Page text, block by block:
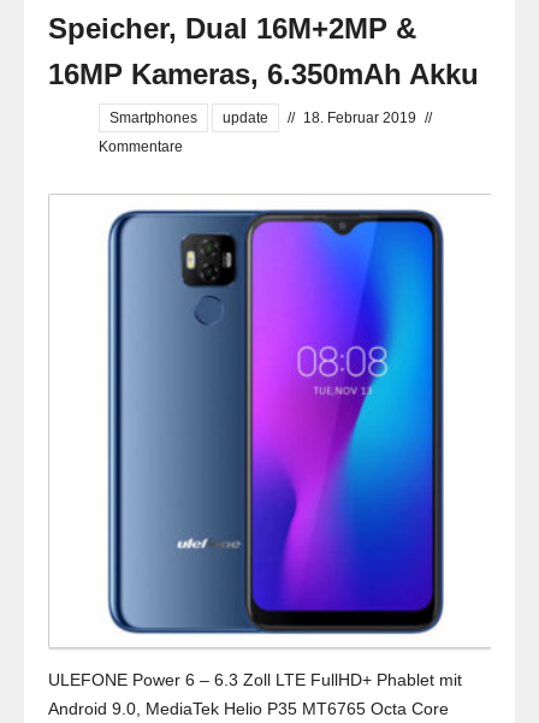
Speicher, Dual 16M+2MP &
16MP Kameras, 6.350mAh Akku
Smartphones update // 18. Februar 2019 //
Kommentare
ULEFONE Power 6 – 6.3 Zoll LTE FullHD+ Phablet mit
Android 9.0, MediaTek Helio P35 MT6765 Octa Core